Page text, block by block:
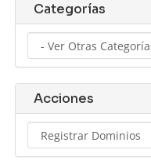
Categorías
Acciones